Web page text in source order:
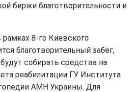
биржи благотворительности и
8-го Киевского
благотворительный забег,
собирать средства на
реабилитации ГУ Института
АМН Украины. Для